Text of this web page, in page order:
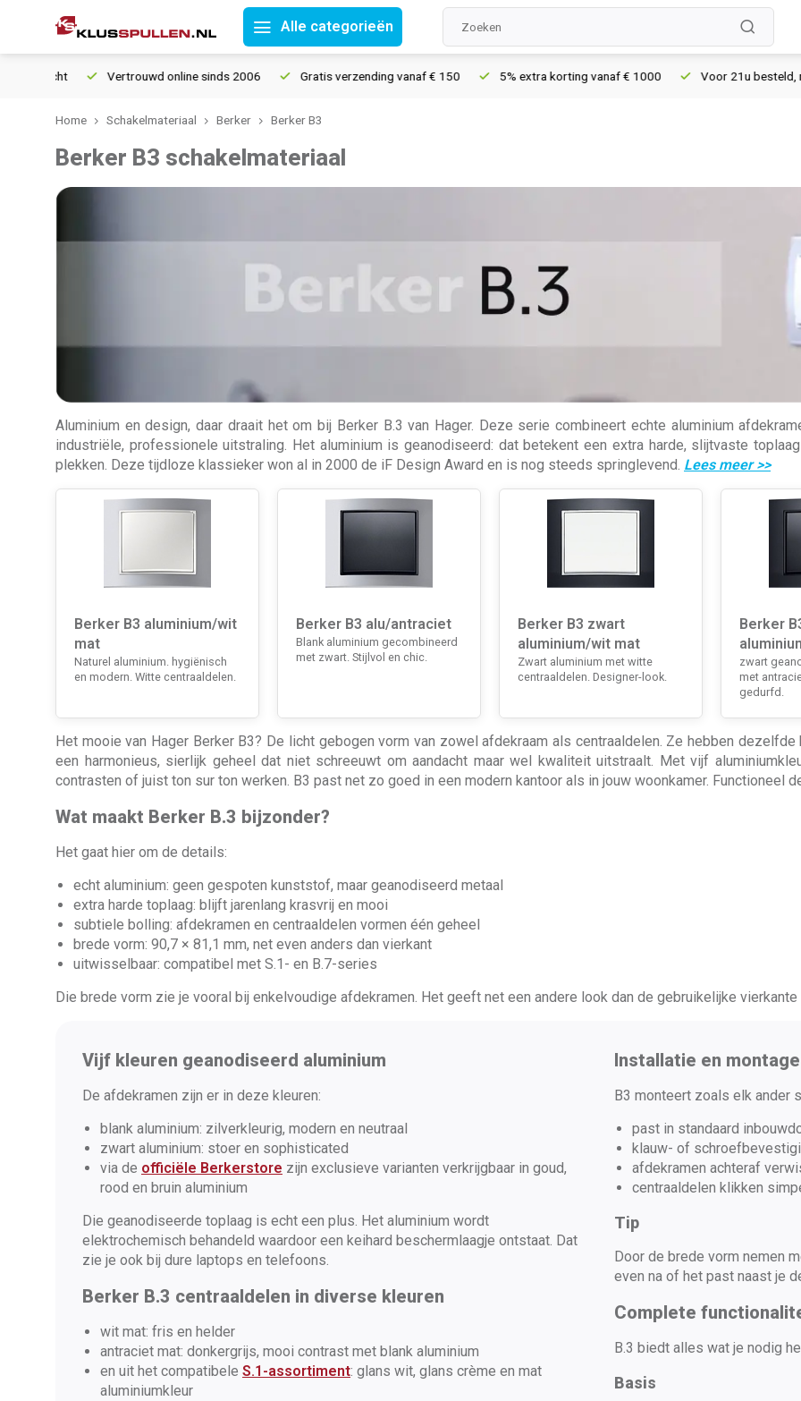
Alle categorieën
Vertrouwd online sinds 2006 Gratis verzending vanaf € 150 5% extra korting vanaf € 1000 Voor 21u besteld, morgen
Home Schakelmateriaal Berker Berker B3
Berker B3 schakelmateriaal
Aluminium en design, daar draait het om bij Berker B.3 van Hager. Deze serie combineert echte aluminium
industriële, professionele uitstraling. Het aluminium is geanodiseerd: dat betekent een extra harde, slijtvaste
plekken. Deze tijdloze klassieker won al in 2000 de iF Design Award en is nog steeds springlevend. Lees meer>>
Berker B3 aluminium/wit
mat
Naturel aluminium. hygiënisch
en modern. Witte centraaldelen.
Berker B3 alu/antraciet
Blank aluminium gecombineerd
met zwart. Stijlvol en chic.
Berker B3 zwart
aluminium/wit mat
Zwart aluminium met witte
centraaldelen. Designer-look.
Berker
zwart
met
gedurfd.
Het mooie van Hager Berker B3? De licht gebogen vorm van zowel afdekraam als centraaldelen. Ze hebben
een harmonieus, sierlijk geheel dat niet schreeuwt om aandacht maar wel kwaliteit uitstraalt. Met vijf
contrasten of juist ton sur ton werken. B3 past net zo goed in een modern kantoor als in jouw woonkamer. Functioneel
Wat maakt Berker B.3 bijzonder?
Het gaat hier om de details:
echt aluminium: geen gespoten kunststof, maar geanodiseerd metaal
extra harde toplaag: blijft jarenlang krasvrij en mooi
subtiele bolling: afdekramen en centraaldelen vormen één geheel
brede vorm: 90,7 × 81,1 mm, net even anders dan vierkant
uitwisselbaar: compatibel met S.1- en B.7-series
Die brede vorm zie je vooral bij enkelvoudige afdekramen. Het geeft net een andere look dan de gebruikelijke vierkante
Vijf kleuren geanodiseerd aluminium
De afdekramen zijn er in deze kleuren:
blank aluminium: zilverkleurig, modern en neutraal
zwart aluminium: stoer en sophisticated
via de officiële Berkerstore zijn exclusieve varianten verkrijgbaar in goud,
rood en bruin aluminium
Die geanodiseerde toplaag is echt een plus. Het aluminium wordt
elektrochemisch behandeld waardoor een keihard beschermlaagje ontstaat. Dat
zie je ook bij dure laptops en telefoons.
Berker B.3 centraaldelen in diverse kleuren
wit mat: fris en helder
antraciet mat: donkergrijs, mooi contrast met blank aluminium
en uit het compatibele S.1-assortiment: glans wit, glans crème en mat
aluminiumkleur
Installatie en montage
B3 monteert zoals elk ander
past in standaard
klauw- of
afdekramen achteraf
centraaldelen klikken
Tip
Door de brede vorm nemen
even na of het past naast je
Complete
B.3 biedt alles wat je nodig
Basis